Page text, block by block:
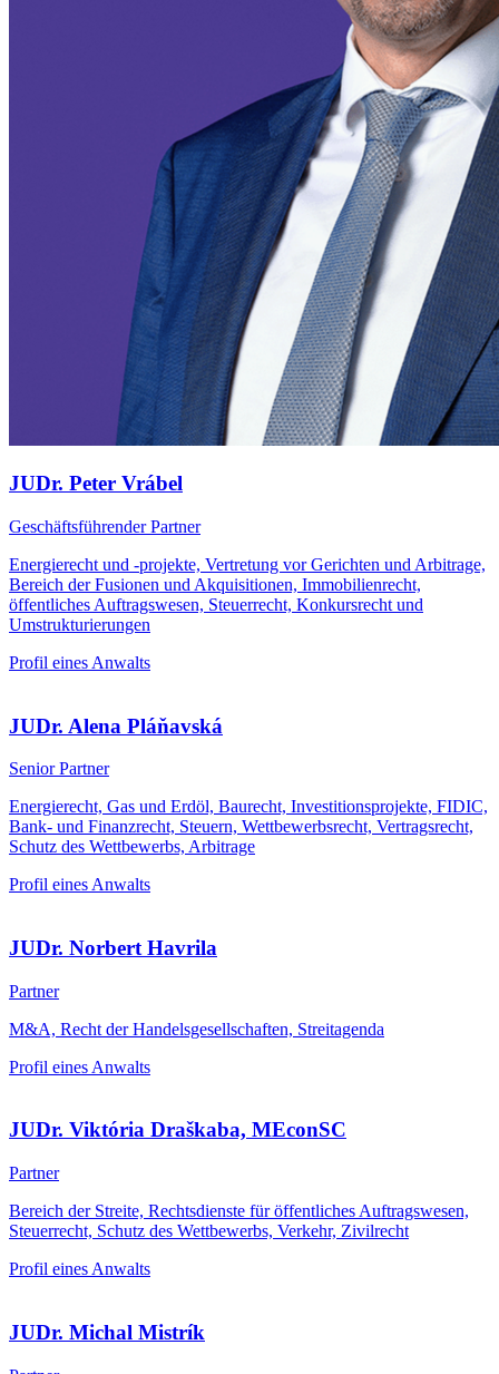
JUDr. Peter Vrábel
Geschäftsführender Partner
Energierecht und -projekte, Vertretung vor Gerichten und Arbitrage,
Bereich der Fusionen und Akquisitionen, Immobilienrecht,
öffentliches Auftragswesen, Steuerrecht, Konkursrecht und
Umstrukturierungen
Profil eines Anwalts
JUDr. Alena Pláňavská
Senior Partner
Energierecht, Gas und Erdöl, Baurecht, Investitionsprojekte, FIDIC,
Bank- und Finanzrecht, Steuern, Wettbewerbsrecht, Vertragsrecht,
Schutz des Wettbewerbs, Arbitrage
Profil eines Anwalts
JUDr. Norbert Havrila
Partner
M&A, Recht der Handelsgesellschaften, Streitagenda
Profil eines Anwalts
JUDr. Viktória Draškaba, MEconSC
Partner
Bereich der Streite, Rechtsdienste für öffentliches Auftragswesen,
Steuerrecht, Schutz des Wettbewerbs, Verkehr, Zivilrecht
Profil eines Anwalts
JUDr. Michal Mistrík